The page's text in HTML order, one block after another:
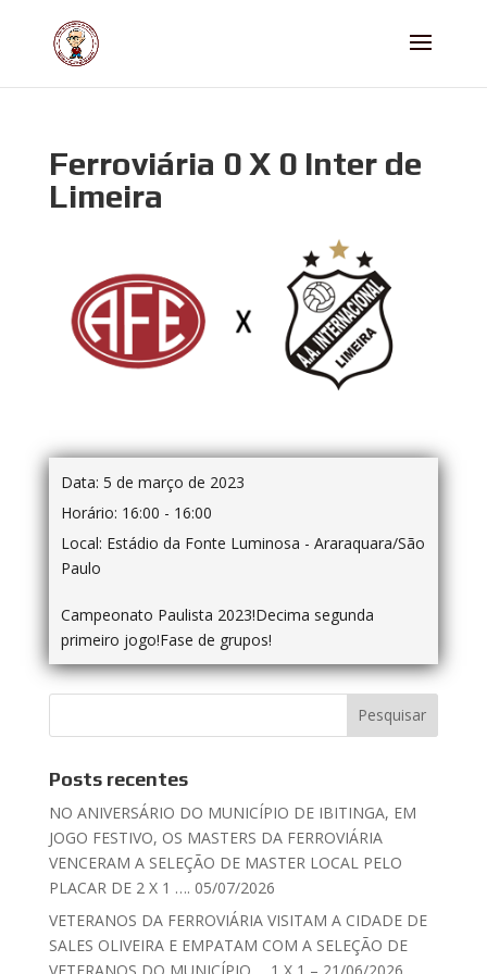
Ferroviária 0 X 0 Inter de
Limeira
Data: 5 de março de 2023
Horário: 16:00 - 16:00
Local: Estádio da Fonte Luminosa - Araraquara/São
Paulo
Campeonato Paulista 2023!Decima segunda
primeiro jogo!Fase de grupos!
Posts recentes
NO ANIVERSÁRIO DO MUNICÍPIO DE IBITINGA, EM
JOGO FESTIVO, OS MASTERS DA FERROVIÁRIA
VENCERAM A SELEÇÃO DE MASTER LOCAL PELO
PLACAR DE 2 X 1 …. 05/07/2026
VETERANOS DA FERROVIÁRIA VISITAM A CIDADE DE
SALES OLIVEIRA E EMPATAM COM A SELEÇÃO DE
VETERANOS DO MUNICÍPIO…. 1 X 1 – 21/06/2026